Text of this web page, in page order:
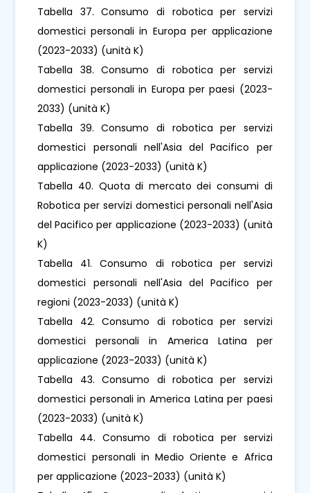
Tabella 37. Consumo di robotica per servizi
domestici personali in Europa per applicazione
(2023-2033) (unità K)
Tabella 38. Consumo di robotica per servizi
domestici personali in Europa per paesi (2023-
2033) (unità K)
Tabella 39. Consumo di robotica per servizi
domestici personali nell'Asia del Pacifico per
applicazione (2023-2033) (unità K)
Tabella 40. Quota di mercato dei consumi di
Robotica per servizi domestici personali nell'Asia
del Pacifico per applicazione (2023-2033) (unità
K)
Tabella 41. Consumo di robotica per servizi
domestici personali nell'Asia del Pacifico per
regioni (2023-2033) (unità K)
Tabella 42. Consumo di robotica per servizi
domestici personali in America Latina per
applicazione (2023-2033) (unità K)
Tabella 43. Consumo di robotica per servizi
domestici personali in America Latina per paesi
(2023-2033) (unità K)
Tabella 44. Consumo di robotica per servizi
domestici personali in Medio Oriente e Africa
per applicazione (2023-2033) (unità K)